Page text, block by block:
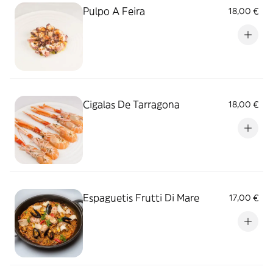
Pulpo A Feira 18,00 €
Cigalas De Tarragona 18,00 €
Espaguetis Frutti Di Mare 17,00 €